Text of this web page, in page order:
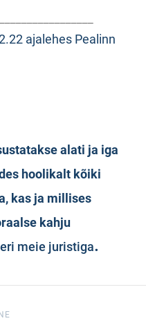
ajalehes Pealinn
alati ja iga
hoolikalt kõiki
kas ja millises
kahju
meie juristiga.